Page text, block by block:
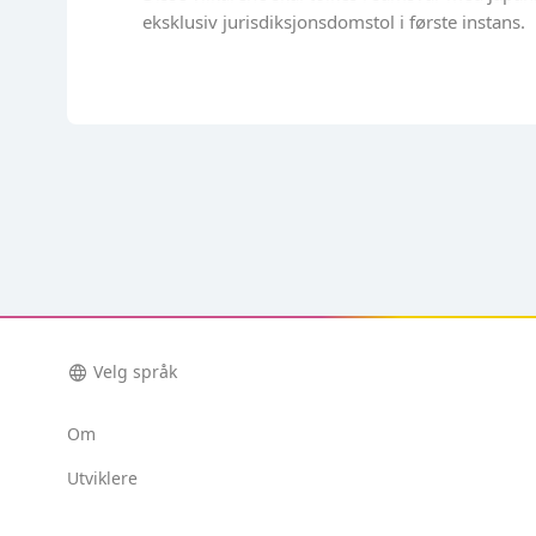
eksklusiv jurisdiksjonsdomstol i første instans.
language Velg språk
Om
Utviklere